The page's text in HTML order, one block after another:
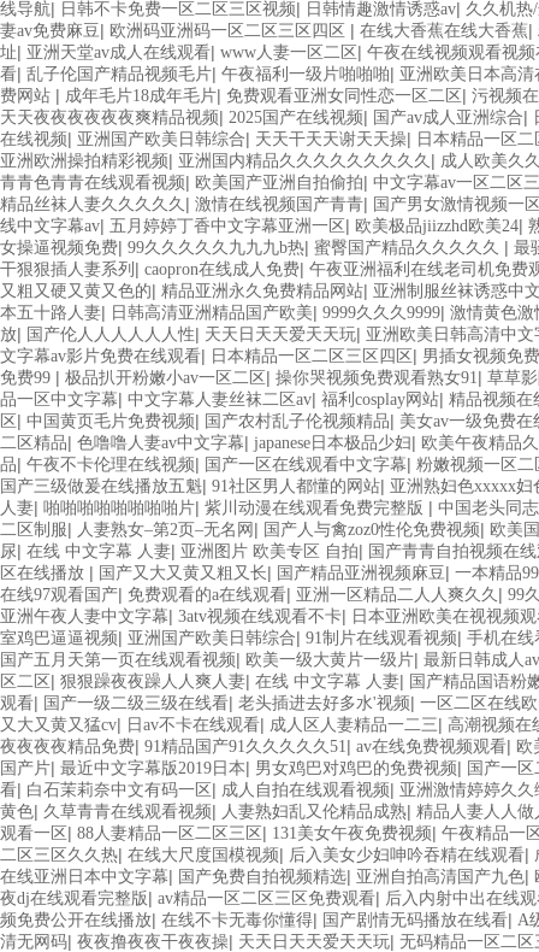
线导航| 日韩不卡免费一区二区三区视频| 日韩情趣激情诱惑av| 久久机热
妻av免费麻豆| 欧洲码亚洲码一区二区三区四区 | 在线大香蕉在线大香蕉|
址| 亚洲天堂av成人在线观看| www人妻一区二区 | 午夜在线视频观看视频
看| 乱子伦国产精品视频毛片| 午夜福利一级片啪啪啪| 亚洲欧美日本高清
费网站 | 成年毛片18成年毛片| 免费观看亚洲女同性恋一区二区 | 污视频
天天夜夜夜夜夜夜爽精品视频| 2025国产在线视频| 国产av成人亚洲综合|
在线视频| 亚洲国产欧美日韩综合| 天天干天天谢天天操| 日本精品一区
亚洲欧洲操拍精彩视频| 亚洲国内精品久久久久久久久久久 | 成人欧美久
青青色青青在线观看视频| 欧美国产亚洲自拍偷拍| 中文字幕av一区二区
精品丝袜人妻久久久久久 | 激情在线视频国产青青| 国产男女激情视频一
线中文字幕av| 五月婷婷丁香中文字幕亚洲一区 | 欧美极品jiizzhd欧美24|
女操逼视频免费| 99久久久久久九九九b热| 蜜臀国产精品久久久久久 | 最
干狠狠插人妻系列 | caopron在线成人免费| 午夜亚洲福利在线老司机免费
又粗又硬又黄又色的| 精品亚洲永久免费精品网站| 亚洲制服丝袜诱惑中
本五十路人妻| 日韩高清亚洲精品国产欧美| 9999久久久9999| 激情黄色激
放| 国产伦人人人人人人性| 天天日天天爱天天玩| 亚洲欧美日韩高清中文
文字幕av影片免费在线观看| 日本精品一区二区三区四区 | 男插女视频免
免费99 | 极品扒开粉嫩小av一区二区 | 操你哭视频免费观看熟女91| 草草
品一区中文字幕| 中文字幕人妻丝袜二区av| 福利cosplay网站| 精品视频在
区 | 中国黄页毛片免费视频| 国产农村乱子伦视频精品| 美女av一级免费在
二区精品| 色噜噜人妻av中文字幕| japanese日本极品少妇| 欧美午夜精品
品| 午夜不卡伦理在线视频| 国产一区在线观看中文字幕| 粉嫩视频一区
国产三级做爰在线播放五魁| 91社区男人都懂的网站| 亚洲熟妇色xxxxx妇
人妻| 啪啪啪啪啪啪啪啪片| 紫川动漫在线观看免费完整版 | 中国老头同
二区制服| 人妻熟女–第2页–无名网 | 国产人与禽zoz0性伦免费视频| 欧美
尿| 在线 中文字幕 人妻| 亚洲图片 欧美专区 自拍| 国产青青自拍视频在
区在线播放 | 国产又大又黄又粗又长| 国产精品亚洲视频麻豆| 一本精品
在线97观看国产| 免费观看的a在线观看| 亚洲一区精品二人人爽久久 | 99
亚洲午夜人妻中文字幕| 3atv视频在线观看不卡| 日本亚洲欧美在视视频
室鸡巴逼逼视频| 亚洲国产欧美日韩综合| 91制片在线观看视频| 手机在线
国产五月天第一页在线观看视频| 欧美一级大黄片一级片| 最新日韩成人
区二区 | 狠狠躁夜夜躁人人爽人妻| 在线 中文字幕 人妻| 国产精品国语粉
观看| 国产一级二级三级在线看| 老头插进去好多水'视频| 一区二区在线
又大又黄又猛cv| 日av不卡在线观看| 成人区人妻精品一二三| 高潮视频在
夜夜夜夜精品免费| 91精品国产91久久久久久51| av在线免费视频观看| 欧
国产片| 最近中文字幕版2019日本| 男女鸡巴对鸡巴的免费视频| 国产一
看| 白石茉莉奈中文有码一区 | 成人自拍在线观看视频| 亚洲激情婷婷久久
黄色| 久草青青在线观看视频| 人妻熟妇乱又伦精品成熟| 精品人妻人人做
观看一区 | 88人妻精品一区二区三区 | 131美女午夜免费视频| 午夜精品一
二区三区久久热| 在线大尺度国模视频| 后入美女少妇呻吟吞精在线观看|
在线亚洲日本中文字幕| 国产免费自拍视频精选| 亚洲自拍高清国产九色|
夜dj在线观看完整版 | av精品一区二区三区免费观看| 后入内射中出在线
频免费公开在线播放| 在线不卡无毒你懂得| 国产剧情无码播放在线看| A
清无网码| 夜夜撸夜夜干夜夜操| 天天日天天爱天天玩| 无码精品一区二区